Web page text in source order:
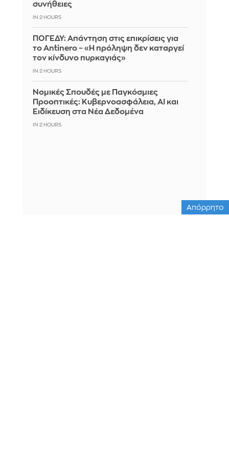
συνήθειες
IN 2 HOURS
ΠΟΓΕΔΥ: Απάντηση στις επικρίσεις για
το Antinero – «Η πρόληψη δεν καταργεί
τον κίνδυνο πυρκαγιάς»
IN 2 HOURS
Νομικές Σπουδές με Παγκόσμιες
Προοπτικές: Κυβερνοασφάλεια, AI και
Ειδίκευση στα Νέα Δεδομένα
IN 2 HOURS
Απόρρητο